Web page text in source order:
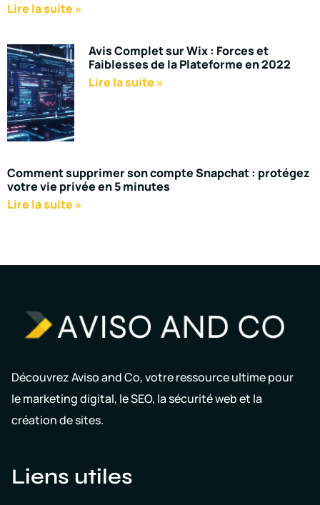
Lire la suite »
Avis Complet sur Wix : Forces et
Faiblesses de la Plateforme en 2022
Lire la suite »
Comment supprimer son compte Snapchat : protégez
votre vie privée en 5 minutes
Lire la suite »
Découvrez Aviso and Co, votre ressource ultime pour
le marketing digital, le SEO, la sécurité web et la
création de sites.
Liens utiles